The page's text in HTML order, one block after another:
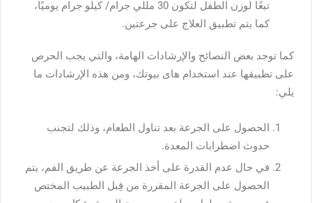
تبعًا لوزن الطفل لتكون 30 مللي جرام/ كيلو جرام يوميًا،
كما يتم تطبيق العلاج على جرعتين.
كما توجد بعض النصائح والإرشادات الهامة، والتي يجب الحرص
على تطبيقها عند استخدام هاى بيوتك، ومن هذه الإرشادات ما
يلي:
الحصول على الجرعة بعد تناول الطعام، وذلك لتجنب
حدوث اضطرابات المعدة.
في حال عدم القدرة على أخذ الجرعة عن طريق الفم، يتم
الحصول على الجرعة المقررة من قِبل الطبيب المختص